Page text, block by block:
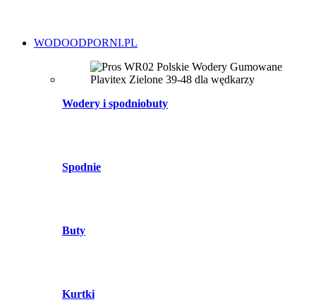
WODOODPORNI.PL
Wodery i spodniobuty
Spodnie
Buty
Kurtki